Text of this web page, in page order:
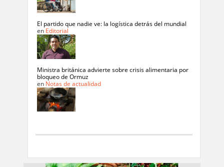
El partido que nadie ve: la logística detrás del mundial
en Editorial
Ministra británica advierte sobre crisis alimentaria por
bloqueo de Ormuz
en Notas de actualidad